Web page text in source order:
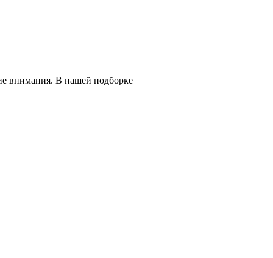
внимания. В нашей подборке